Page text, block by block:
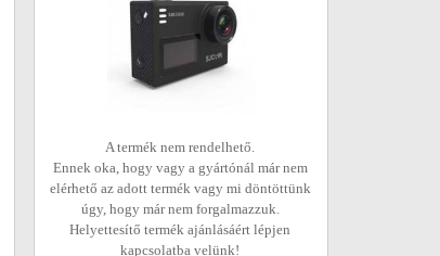
A termék nem rendelhető.
Ennek oka, hogy vagy a gyártónál már nem
elérhető az adott termék vagy mi döntöttünk
úgy, hogy már nem forgalmazzuk.
Helyettesítő termék ajánlásáért lépjen
kapcsolatba velünk!